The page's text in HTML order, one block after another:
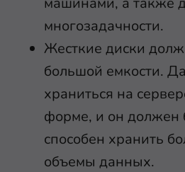
многозадачности.
Жесткие диски
большой емкости.
храниться на
форме, и он должен
способен хранить
объемы данных.